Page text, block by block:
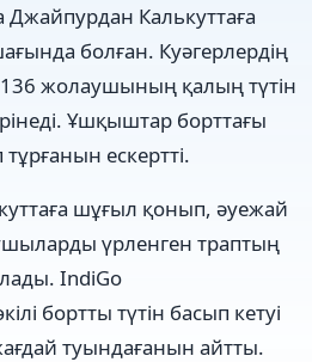
Калькуттаға
болған. Куәгерлердің
136 жолаушының қалың түтін
Ұшқыштар борттағы
ескертті.
шұғыл қонып, әуежай
үрленген траптың
IndiGo
бортты түтін басып кетуі
туындағанын айтты.